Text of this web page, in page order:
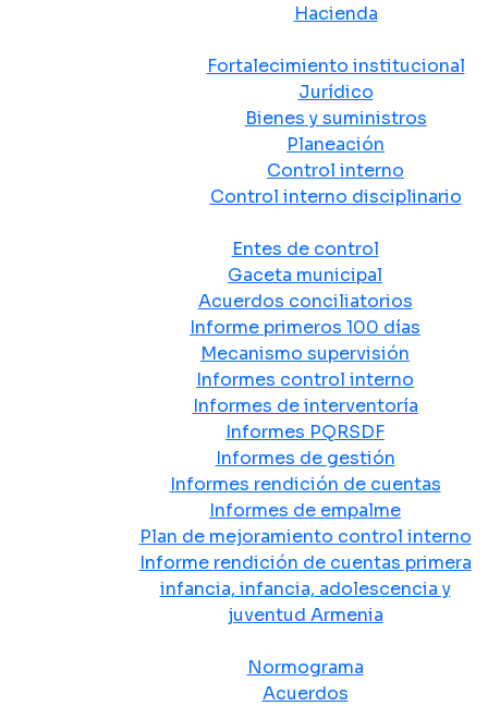
Hacienda
Fortalecimiento institucional
Jurídico
Bienes y suministros
Planeación
Control interno
Control interno disciplinario
Entes de control
Gaceta municipal
Acuerdos conciliatorios
Informe primeros 100 días
Mecanismo supervisión
Informes control interno
Informes de interventoría
Informes PQRSDF
Informes de gestión
Informes rendición de cuentas
Informes de empalme
Plan de mejoramiento control interno
Informe rendición de cuentas primera
infancia, infancia, adolescencia y
juventud Armenia
Normograma
Acuerdos